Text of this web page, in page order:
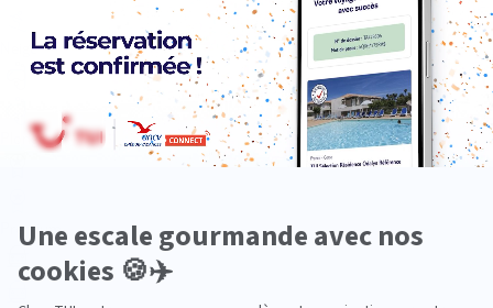
Neige
Plongée
Premium